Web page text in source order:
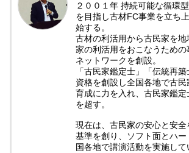
２００１年 持続可能な循環
を目指し古材FC事業を立ち
始する。
古材の利活用から古民家を
家の利活用をおこなうため
ネットワークを創設。
「古民家鑑定士」「伝統再
資格を創設し全国各地で古
育成に力を入れ、古民家鑑定
を超す。
現在は、古民家の安心と安
基準を創り、ソフト面とハ
国各地で講演活動を実施して